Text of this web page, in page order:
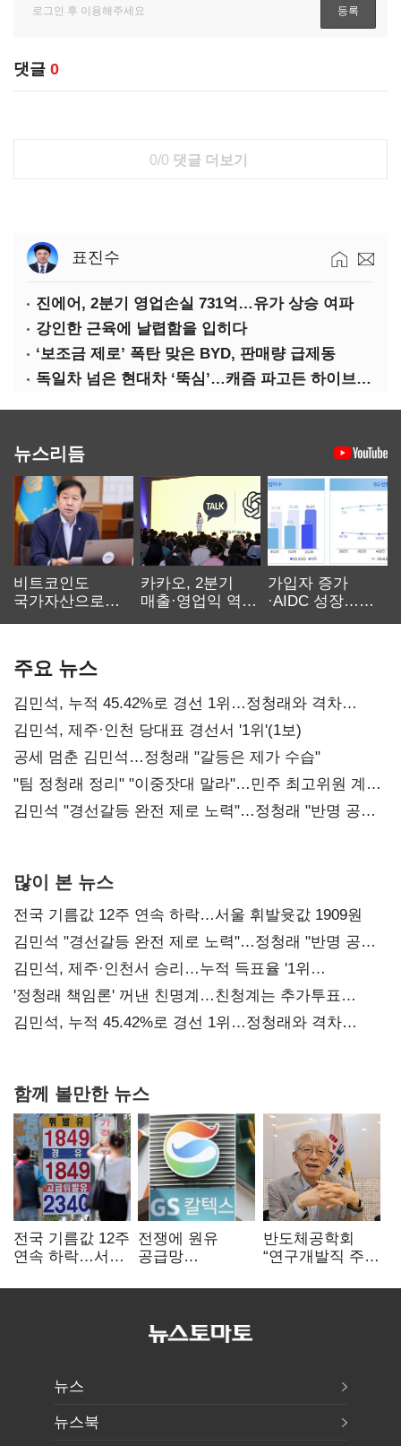
댓글 0
0/0 댓글 더보기
표진수
진에어, 2분기 영업손실 731억…유가 상승 여파
강인한 근육에 날렵함을 입히다
‘보조금 제로’ 폭탄 맞은 BYD, 판매량 급제동
독일차 넘은 현대차 ‘뚝심’…캐즘 파고든 하이브리드 역전극
뉴스리듬
비트코인도
국가자산으로…'
카카오, 2분기
매출·영업익 역대
가입자 증가
·AIDC 성장…
주요 뉴스
김민석, 누적 45.42%로 경선 1위…정청래와 격차
0.86%p(2보)
김민석, 제주·인천 당대표 경선서 '1위'(1보)
공세 멈춘 김민석…정청래 "갈등은 제가 수습"
"팀 정청래 정리" "이중잣대 말라"…민주 최고위원 계파
다툼 격화
김민석 "경선갈등 완전 제로 노력"…정청래 "반명 공세
많이 본 뉴스
전국 기름값 12주 연속 하락…서울 휘발윳값 1909원
김민석 "경선갈등 완전 제로 노력"…정청래 "반명 공세
사과부터"
김민석, 제주·인천서 승리…누적 득표율 '1위
탈환'(종합)
'정청래 책임론' 꺼낸 친명계…친청계는 추가투표
때리기
김민석, 누적 45.42%로 경선 1위…정청래와 격차
함께 볼만한 뉴스
전국 기름값 12주
연속 하락…서울
전쟁에 원유
공급망
정유, 에너지안보
반도체공학회
“연구개발직 주
개선해야”
뉴스
뉴스북